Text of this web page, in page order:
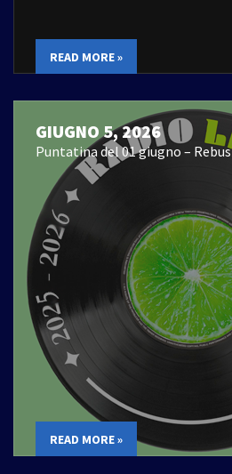
READ MORE »
GIUGNO 5, 2026
Puntatina del 01 giugno – Rebus
READ MORE »